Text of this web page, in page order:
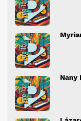
Nany